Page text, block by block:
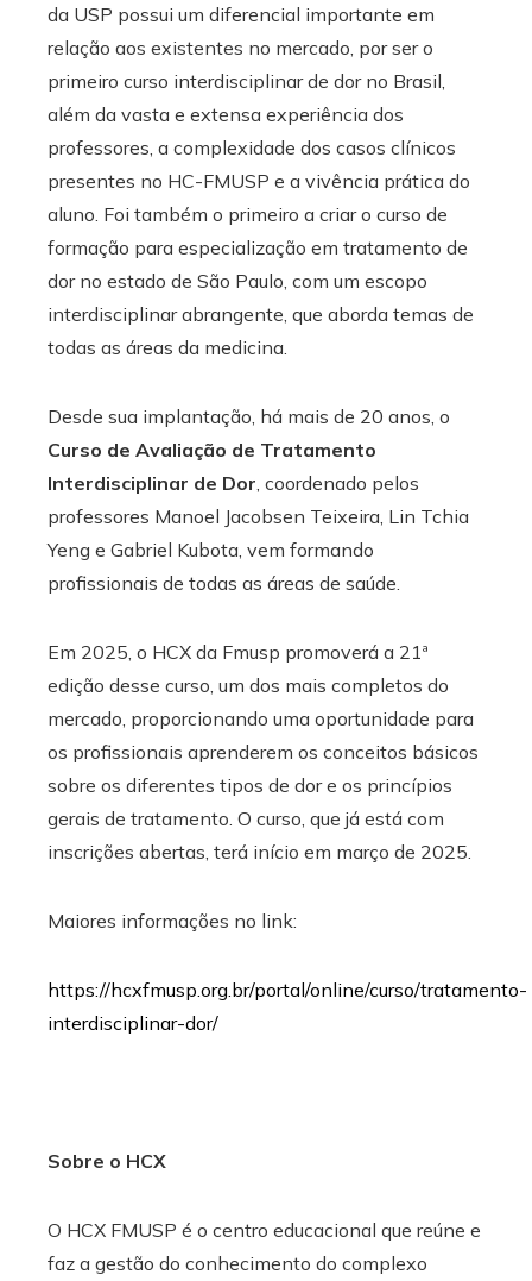
da USP possui um diferencial importante em
relação aos existentes no mercado, por ser o
primeiro curso interdisciplinar de dor no Brasil,
além da vasta e extensa experiência dos
professores, a complexidade dos casos clínicos
presentes no HC-FMUSP e a vivência prática do
aluno. Foi também o primeiro a criar o curso de
formação para especialização em tratamento de
dor no estado de São Paulo, com um escopo
interdisciplinar abrangente, que aborda temas de
todas as áreas da medicina.
Desde sua implantação, há mais de 20 anos, o
Curso de Avaliação de Tratamento
Interdisciplinar de Dor , coordenado pelos
professores Manoel Jacobsen Teixeira, Lin Tchia
Yeng e Gabriel Kubota, vem formando
profissionais de todas as áreas de saúde.
Em 2025, o HCX da Fmusp promoverá a 21ª
edição desse curso, um dos mais completos do
mercado, proporcionando uma oportunidade para
os profissionais aprenderem os conceitos básicos
sobre os diferentes tipos de dor e os princípios
gerais de tratamento. O curso, que já está com
inscrições abertas, terá início em março de 2025.
Maiores informações no link:
https://hcxfmusp.org.br/portal/online/curso/tratamento-
interdisciplinar-dor/
Sobre o HCX
O HCX FMUSP é o centro educacional que reúne e
faz a gestão do conhecimento do complexo